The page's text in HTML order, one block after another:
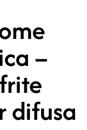
–
difusa